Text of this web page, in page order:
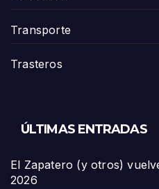
Transporte
Trasteros
ÚLTIMAS ENTRADAS
El Zapatero (y otros)
2026